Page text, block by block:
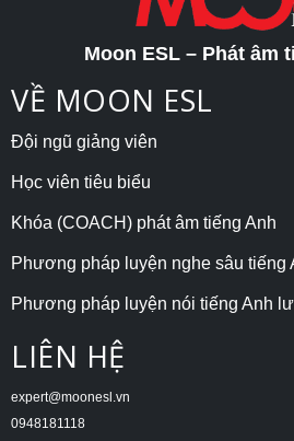
Moon ESL – Phát âm
VỀ MOON ESL
Đội ngũ giảng viên
Học viên tiêu biểu
Khóa (COACH) phát âm tiếng Anh
Phương pháp luyện nghe sâu tiếng
Phương pháp luyện nói tiếng Anh
LIÊN HỆ
expert@moonesl.vn
0948181118